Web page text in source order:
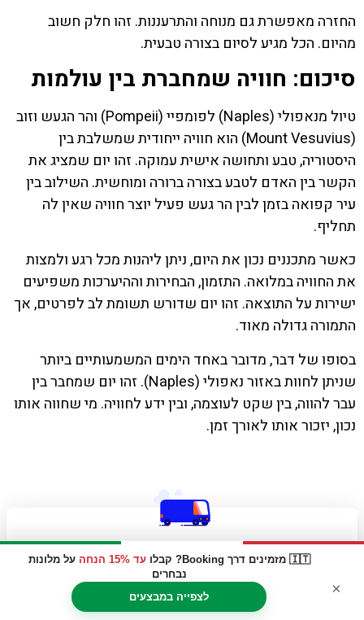
🇮🇹 מזמינים דרך Booking? קבלו עד 15% הנחה
על מלונות
נבחרים
לצפייה במבצעים
×
החזרה מאפשרת גם מנוחה והתרעננות. זהו חלק חשוב
מהיום. הכל מגיע לסיום בצורה טבעית.
סיכום: חוויה שמחברת בין עולמות
טיול מנאפולי (Naples) לפומפיי (Pompeii) והר הגעש וזוב
(Mount Vesuvius) הוא חוויה ייחודית שמשלבת בין
היסטוריה, טבע ותחושה אישית עמוקה. זהו יום שמציג את
הקשר בין האדם לטבע בצורה ברורה ומוחשית. השילוב בין
עיר קפואה בזמן לבין הר געש פעיל יוצר חוויה שאין לה
תחליף.
כאשר מתכננים נכון את היום, ניתן ליהנות מכל רגע ולמצות
את החוויה במלואה. התזמון, הבחירות וההיערכות משפיעים
ישירות על התוצאה. זהו יום שדורש תשומת לב לפרטים, אך
התמורה גדולה מאוד.
בסופו של דבר, מדובר באחד הימים המשמעותיים ביותר
שניתן לחוות באזור נאפולי (Naples). זהו יום שמחבר בין
עבר להווה, בין שקט לעוצמה, ובין ידע לחוויה. מי שחווה אותו
נכון, יזכור אותו לאורך זמן.
Take a bus, ferry or train to the world’s best locations